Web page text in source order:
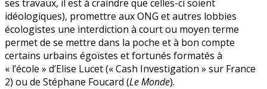
ses travaux, il est à craindre que celles-ci soient
idéologiques), promettre aux ONG et autres lobbies
écologistes une interdiction à court ou moyen terme
permet de se mettre dans la poche et à bon compte
certains urbains égoïstes et fortunés formatés à
« l’école » d’Elise Lucet (« Cash Investigation » sur France
2) ou de Stéphane Foucard (Le Monde).